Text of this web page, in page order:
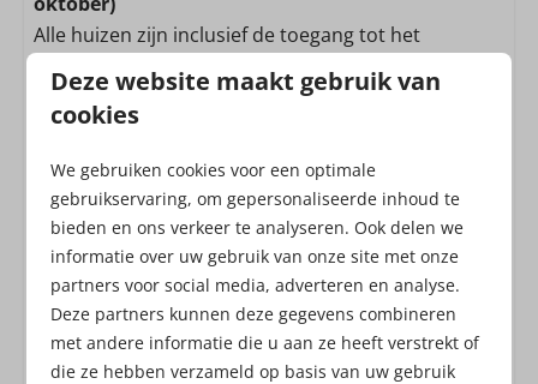
Magnetron: Combimagnetron
Gasfornuis: 4-pits
Filter koffieapparaat
Senseo
Uitgebreide keukeninventaris
Afzuigkap
Ligging
Aan de bosrand
Vrijstaand
Alle huizen zijn inclusief de toegang tot het
Attractiepark!
Het Attractiepark werkt met een all-in formule,
vers fruit, belegde broodjes, frites, snacks, verse
churros, soep, koffie, thee, limonade,
Drouwenerzand frisdranken en waterijs.Dat heet
vakantie!
Check hier de openingstijdenvan het Attractiepark.
Ben je benieuwd hoe het Attractiepark eruit ziet?
Check hier de dronebeelden!
Deze website maakt gebruik van
cookies
We gebruiken cookies voor een optimale
gebruikservaring, om gepersonaliseerde inhoud te
bieden en ons verkeer te analyseren. Ook delen we
informatie over uw gebruik van onze site met onze
partners voor social media, adverteren en analyse.
Deze partners kunnen deze gegevens combineren
met andere informatie die u aan ze heeft verstrekt of
die ze hebben verzameld op basis van uw gebruik